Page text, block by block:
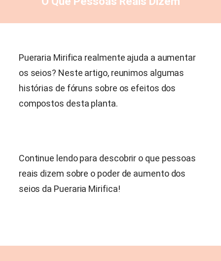
Pueraria Mirifica realmente ajuda a aumentar
os seios? Neste artigo, reunimos algumas
histórias de fóruns sobre os efeitos dos
compostos desta planta.
Continue lendo para descobrir o que pessoas
reais dizem sobre o poder de aumento dos
seios da Pueraria Mirifica!